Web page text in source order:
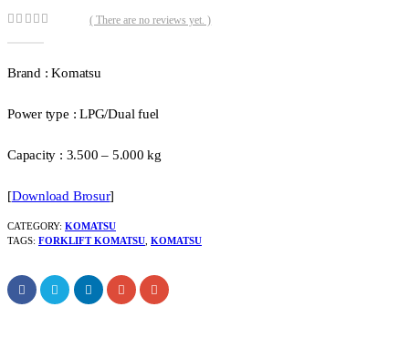
( There are no reviews yet. )
Brand : Komatsu
Power type :LPG/Dual fuel
Capacity : 3.500 – 5.000 kg
[Download Brosur]
CATEGORY: KOMATSU
TAGS: FORKLIFT KOMATSU KOMATSU